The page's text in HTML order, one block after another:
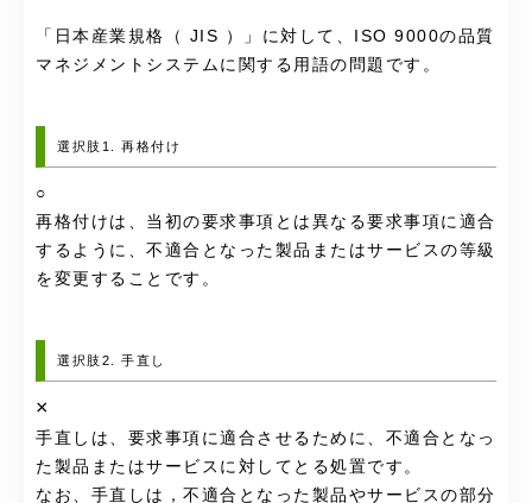
「日本産業規格（ JIS ）」に対して、ISO 9000の品質
マネジメントシステムに関する用語の問題です。
選択肢1. 再格付け
○
再格付けは、当初の要求事項とは異なる要求事項に適合
するように、不適合となった製品またはサービスの等級
を変更することです。
選択肢2. 手直し
×
手直しは、要求事項に適合させるために、不適合となっ
た製品またはサービスに対してとる処置です。
なお、手直しは，不適合となった製品やサービスの部分